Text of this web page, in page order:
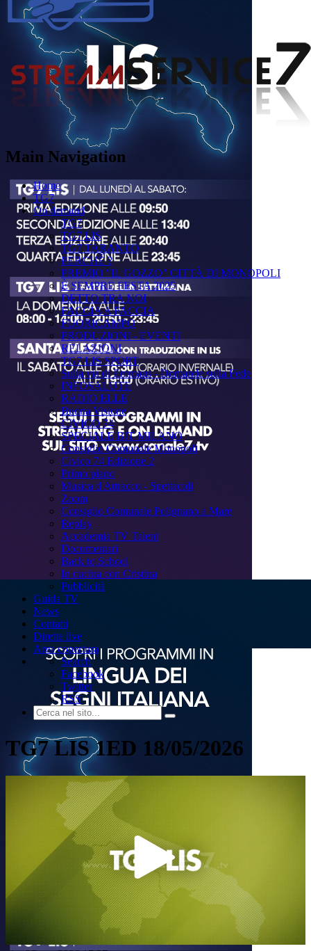
Main Navigation
Home
TG7
On demand
TG7
TG7 LIS
TG7 TARANTO
PERCHÉ ?
PREMIO "IL GOZZO" CITTÀ DI MONOPOLI
È SEMPRE FESTA 2025
DETTO TRA NOI
FACCIA A FACCIA
FUORICAMPO
PRODUZIONI - EVENTI
RELAZIONI
TG7 LIS SPORT
Sulla via di Emmaus - Domande sulla Fede
INFOSALUTE
RADIO ELLE
Buona Visione
CIVICO 74
SPECIALE BIT MILANO
Consiglio Comunale Monopoli
Civico 74 Edizione 2
Primo piano
Musica d'Attracco - Spettacoli
Zoom
Consiglio Comunale Polignano a Mare
Replay
Accademia TV Talent
Documentari
Back to School
In cucina con Cristina
Pubblicità
Guida TV
News
Contatti
Dirette live
Area copertura
Search
Facebook
Twitter
RSS
TG7 LIS 1ED 18/05/2026
Play
Video